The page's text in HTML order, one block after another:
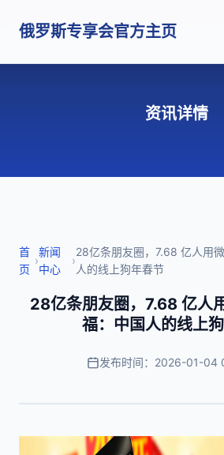
俄罗斯专享会官方主页
资讯详情
首
页
›
新闻
中心
›
28亿条朋友圈，7.68 亿人用
人的线上狗年春节
28亿条朋友圈，7.68 亿人
福：中国人的线上
发布时间：2026-01-04